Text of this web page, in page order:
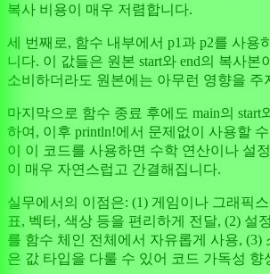
복사 비용이 매우 저렴합니다.
세 번째로, 함수 내부에서 p1과 p2를 사용
니다. 이 값들은 원본 start와 end의 복사본
소비하더라도 원본에는 아무런 영향을 주
마지막으로 함수 종료 후에도 main의 start
하여, 이후 println!에서 문제없이 사용할
이 이 코드를 사용하면 수학 연산이나 설
이 매우 자연스럽고 간결해집니다.
실무에서의 이점은: (1) 게임이나 그래픽
표, 벡터, 색상 등을 편리하게 전달, (2) 설
를 함수 체인 전체에서 자유롭게 사용, (3)
은 값 타입을 다룰 수 있어 코드 가독성 향